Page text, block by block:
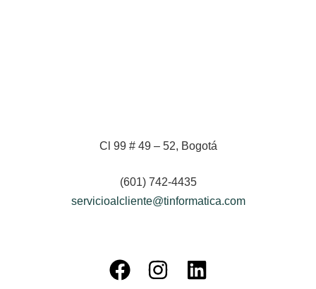
Cl 99 # 49 – 52, Bogotá
(601) 742-4435
servicioalcliente@tinformatica.com